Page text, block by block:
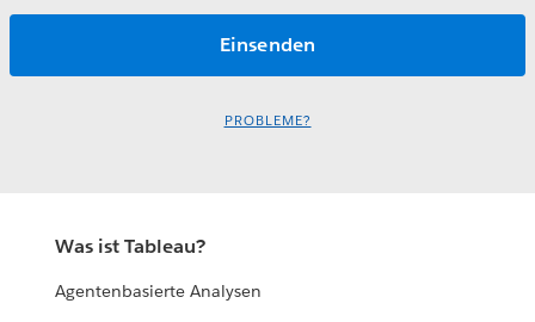
PROBLEME?
Was ist Tableau?
Agentenbasierte Analysen